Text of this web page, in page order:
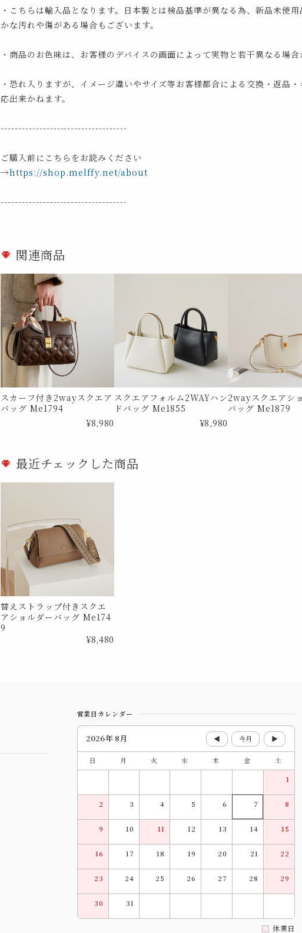
・こちらは輸入品となります。日本製とは検品基準が異なる為、新品未使
かな汚れや傷がある場合もございます。
・商品のお色味は、お客様のデバイスの画面によって実物と若干異なる場合
・恐れ入りますが、イメージ違いやサイズ等お客様都合による交換・返品
応出来かねます。
------------------------------------
ご購入前にこちらをお読みください
→https://shop.melffy.net/about
------------------------------------
関連商品
スカーフ付き2wayスクエア
バッグ Me1794
¥8,980
スクエアフォルム2WAYハン
ドバッグ Me1855
¥8,980
2wayスクエアシ
バッグ Me1879
最近チェックした商品
替えストラップ付きスクエ
アショルダーバッグ Me174
9
¥8,480
営業日カレンダー
2026年 8月 ◀ 今月 ▶
日 月 火 水 木 金
土
1
2 3 4 5 6 7 8
9 10 11 12 13 14 15
16 17 18 19 20 21 22
23 24 25 26 27 28 29
30 31
休業日